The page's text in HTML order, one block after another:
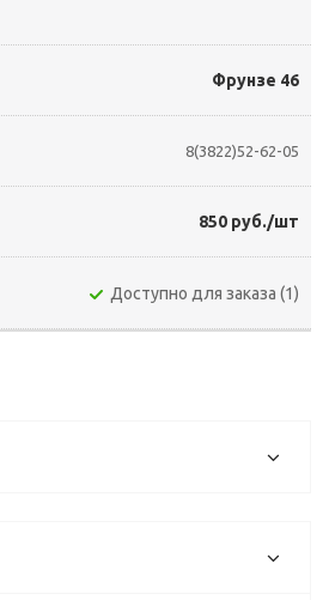
Фрунзе 46
8(3822)52-62-05
850 руб./шт
Доступно для заказа (1)